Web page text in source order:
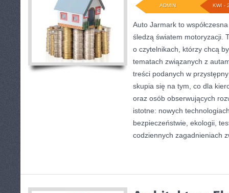
KWI -
ADMIN
Auto Jarmark to
śledzą światem motoryzacji.
o czytelnikach, którzy chcą
tematach związanych z
treści podanych w
skupia się na tym, co dla
oraz osób obserwujących
istotne: nowych
bezpieczeństwie, ekologii,
codziennych zagadnieniach